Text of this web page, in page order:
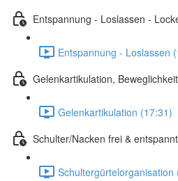
Entspannung - Loslassen -
Entspannung - Loslassen
Gelenkartikulation,
Gelenkartikulation (17:31)
Schulter/Nacken frei & entspannt
Schultergürtelorganisation